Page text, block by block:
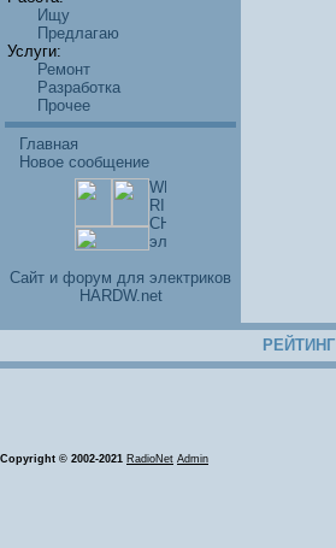
Ищу
Предлагаю
Услуги:
Ремонт
Разработка
Прочее
Главная
Новое сообщение
Cайт и форум для электриков
HARDW.net
РЕЙТИНГ
Copyright © 2002-2021 RadioNet Admin